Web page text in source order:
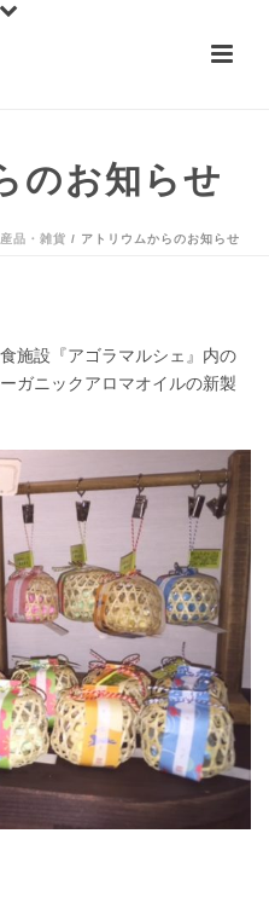
のお知らせ
品・雑貨 / アトリウムからのお知らせ
施設『アゴラマルシェ』内の
ガニックアロマオイルの新製